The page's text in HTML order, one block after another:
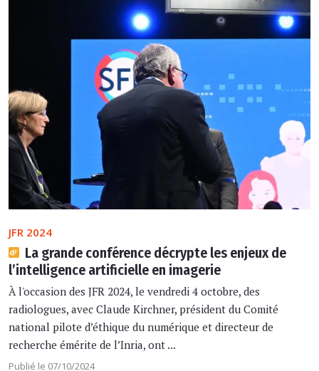
JFR 2024
La grande conférence décrypte les enjeux de
l’intelligence artificielle en imagerie
À l'occasion des JFR 2024, le vendredi 4 octobre, des
radiologues, avec Claude Kirchner, président du Comité
national pilote d’éthique du numérique et directeur de
recherche émérite de l’Inria, ont ...
Publié le 07/10/2024